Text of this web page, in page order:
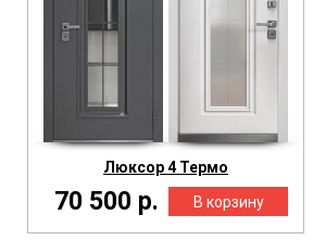
Люксор 4 Термо
70 500 р.